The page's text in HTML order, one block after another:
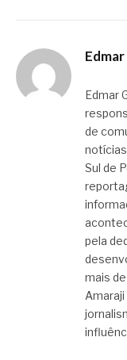
Edmar
de
Sul de
pela
mais